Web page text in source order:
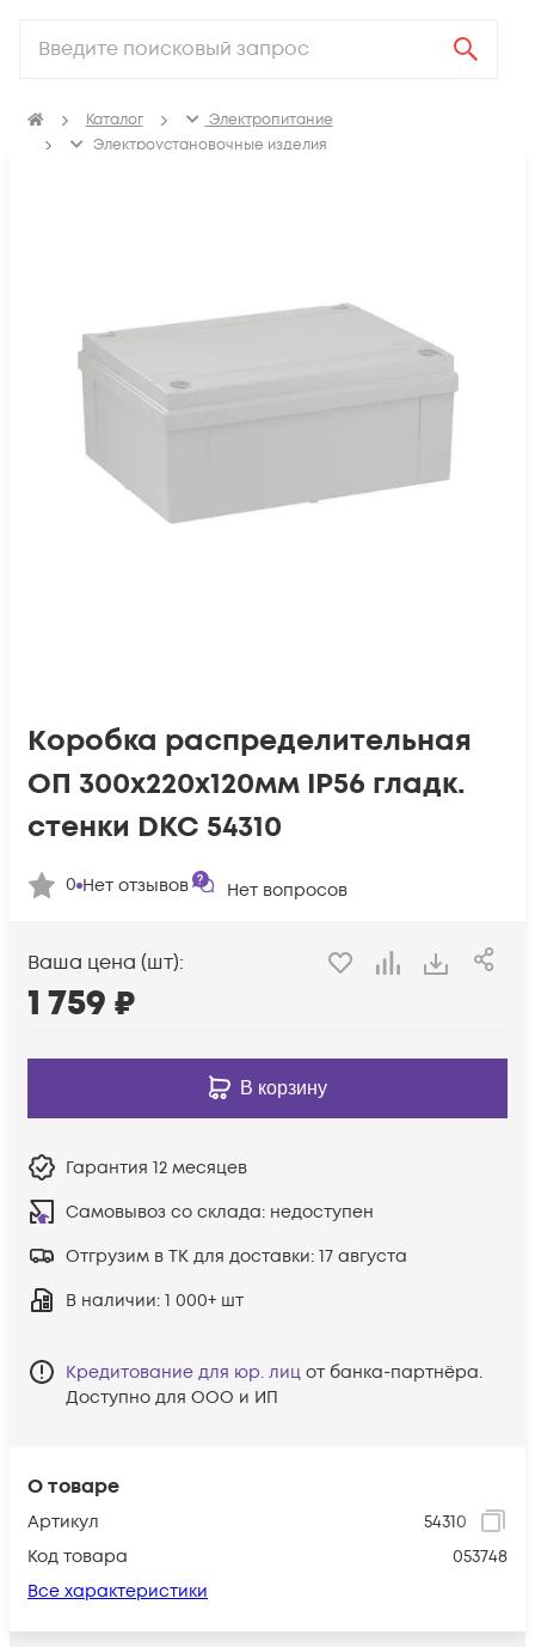
Каталог
Электропитание
Электроустановочные изделия
О товаре
Артикул
54310
Код товара
053748
Все характеристики
Коробка распределительная
ОП 300х220х120мм IP56 гладк.
стенки DKC 54310
0 Нет отзывов Нет вопросов
Ваша цена (шт):
1 759 ₽
В корзину
Гарантия 12 месяцев
Самовывоз со склада: недоступен
Отгрузим в ТК для доставки: 17 августа
В наличии: 1 000+ шт
Кредитование для юр. лиц от банка-партнёра.
Доступно для ООО и ИП